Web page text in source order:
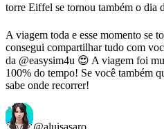
torre Eiffel se tornou também o dia
A viagem toda e esse momento se
consegui compartilhar tudo com
da @easysim4u 😍 A viagem foi
100% do tempo! Se você também
sabe onde recorrer!